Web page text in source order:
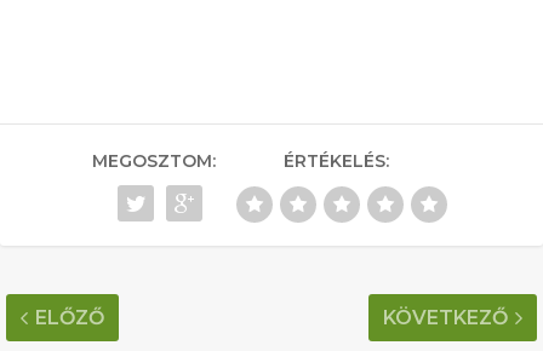
MEGOSZTOM: ÉRTÉKELÉS:
ELŐZŐ KÖVETKEZŐ